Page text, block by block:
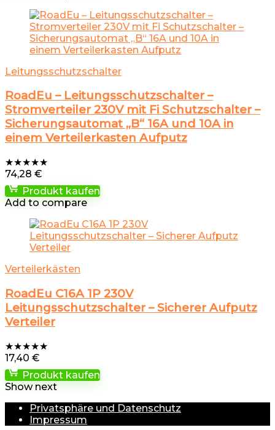
Leitungsschutzschalter
RoadEu – Leitungsschutzschalter –
Stromverteiler 230V mit Fi Schutzschalter –
Sicherungsautomat „B“ 16A und 10A in
einem Verteilerkasten Aufputz
★★★★★
74,28 €
Produkt kaufen
Add to compare
Verteilerkästen
RoadEu C16A 1P 230V
Leitungsschutzschalter – Sicherer Aufputz
Verteiler
★★★★★
17,40 €
Produkt kaufen
Show next
Privatsphäre und Datenschutz
Impressum